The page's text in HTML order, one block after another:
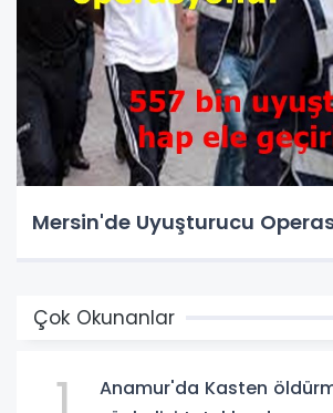
Mersin'de Uyuşturucu
Çok Okunanlar
Anamur'da Kasten